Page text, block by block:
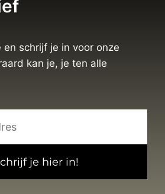
schrijf je in voor onze
kan je, je ten alle
je hier in!